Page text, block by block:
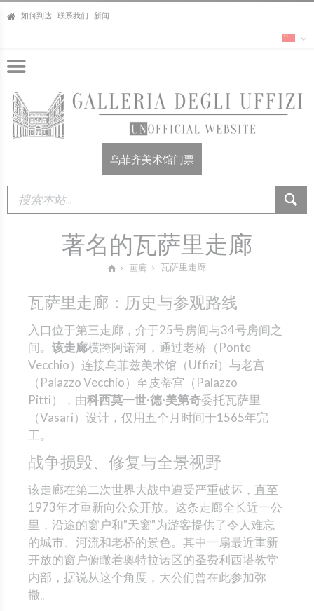
如何到达 联系我们 新闻
乌菲齐美术馆门票
著名的瓦萨里走廊
画廊 瓦萨里走廊
瓦萨里走廊：历史与参观路线
入口位于第三走廊，介于25号房间与34号房间之
间。 该走廊横跨阿诺河，通过老桥（Ponte
Vecchio）连接乌菲兹美术馆（Uffizi）与老宫
（Palazzo Vecchio）至皮蒂宫（Palazzo
Pitti），由科西莫一世·德·美第奇委托瓦萨里
（Vasari）设计，仅用五个月时间于1565年完
工。
战争损毁、修复与全景视野
该走廊在第二次世界大战中遭受严重破坏，直至
1973年才重新向公众开放。这条走廊全长近一公
里，沿途的窗户和"天窗"为游客提供了令人难忘
的城市、河流和老桥的景色。其中一扇最近重新
开放的窗户俯瞰着奥特拉诺区的圣费利西塔教堂
内部，据说从这个角度，大公们曾在此参加弥
撒。